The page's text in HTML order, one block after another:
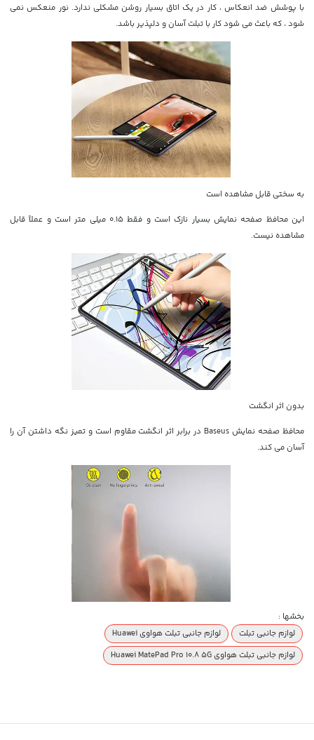
با پوشش ضد انعکاس ، کار در یک اتاق بسیار روشن مشکلی ندارد. نور منعکس نمی
شود ، که باعث می شود کار با تبلت آسان و دلپذیر باشد.
به سختی قابل مشاهده است
این محافظ صفحه نمایش بسیار نازک است و فقط 0.15 میلی متر است و عملاً قابل
مشاهده نیست.
بدون اثر انگشت
محافظ صفحه نمایش Baseus در برابر اثر انگشت مقاوم است و تمیز نگه داشتن آن را
آسان می کند.
بخشها :
لوازم جانبی تبلت
لوازم جانبی تبلت هواوی Huawei
لوازم جانبی تبلت هواوی Huawei MatePad Pro 10.8 5G